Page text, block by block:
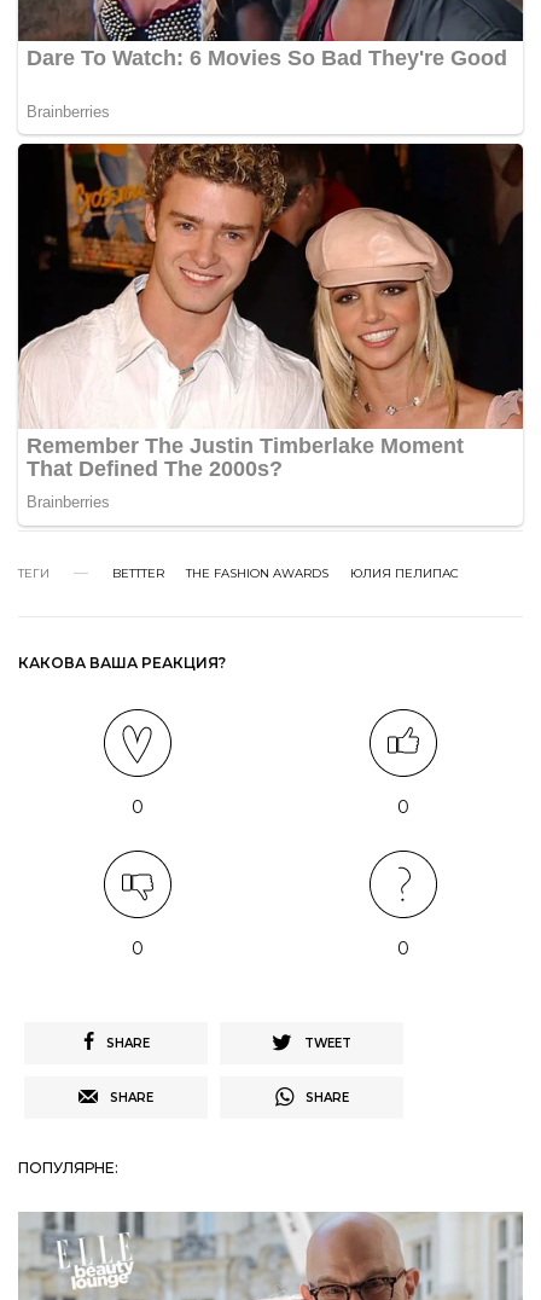
ТЕГИ BETTTER THE FASHION AWARDS ЮЛИЯ ПЕЛИПАС
КАКОВА ВАША РЕАКЦИЯ?
0 0
0 0
SHARE TWEET
SHARE SHARE
ПОПУЛЯРНЕ: